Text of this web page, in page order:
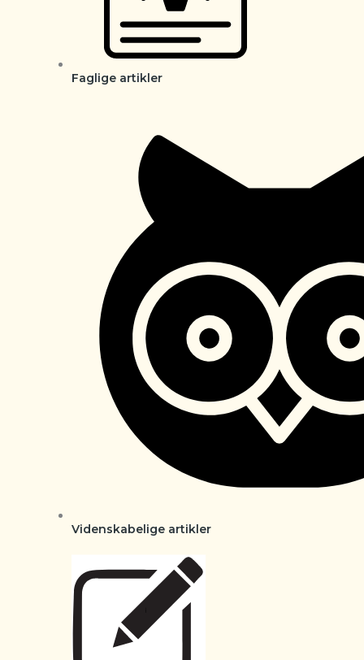
Faglige artikler
Videnskabelige artikler